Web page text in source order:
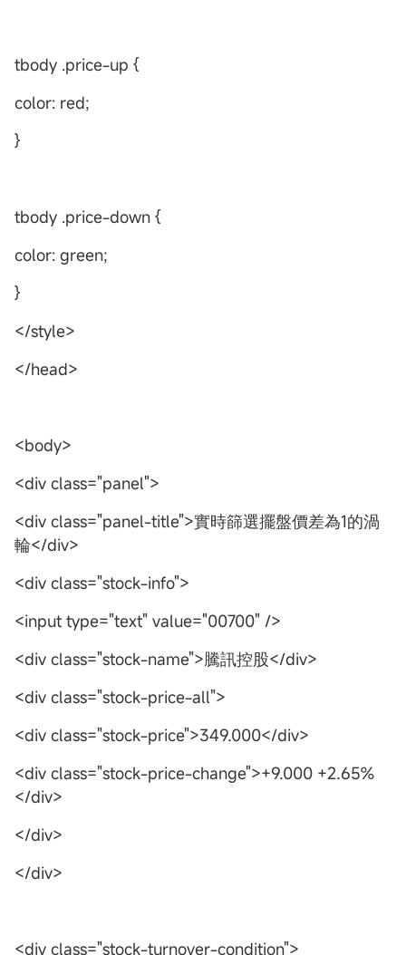
tbody .price-up {
color: red;
}
tbody .price-down {
color: green;
}
</style>
</head>
<body>
<div class="panel">
<div class="panel-title">實時篩選擺盤價差為1的渦
輪</div>
<div class="stock-info">
<input type="text" value="00700" />
<div class="stock-name">騰訊控股</div>
<div class="stock-price-all">
<div class="stock-price">349.000</div>
<div class="stock-price-change">+9.000 +2.65%
</div>
</div>
</div>
<div class="stock-turnover-condition">